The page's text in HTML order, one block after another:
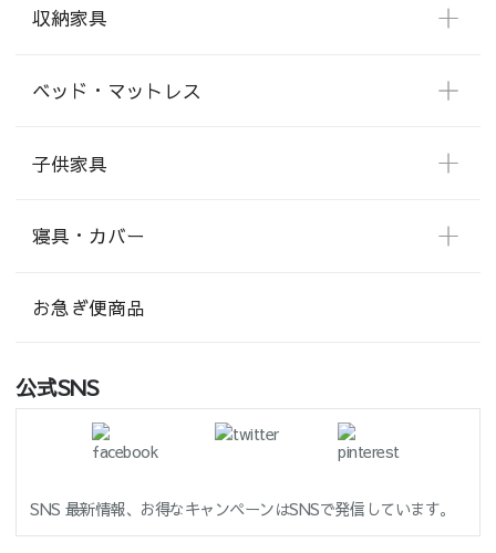
収納家具
ベッド・マットレス
子供家具
寝具・カバー
お急ぎ便商品
公式SNS
SNS 最新情報、お得なキャンペーンはSNSで発信しています。